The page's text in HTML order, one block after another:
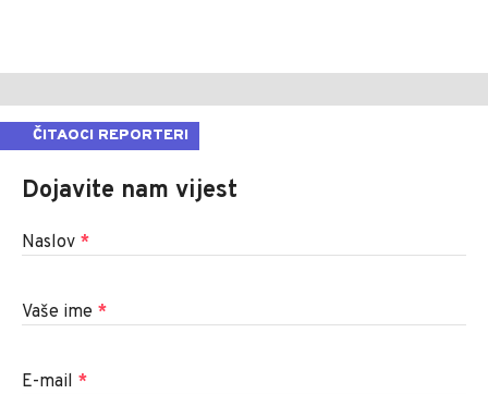
ČITAOCI REPORTERI
Dojavite nam vijest
Naslov *
Vaše ime *
E-mail *